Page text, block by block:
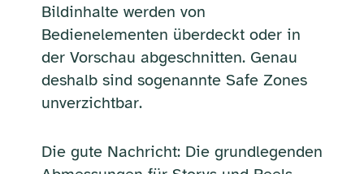
Bildinhalte werden von
Bedienelementen überdeckt oder in
der Vorschau abgeschnitten. Genau
deshalb sind sogenannte Safe Zones
unverzichtbar.
Die gute Nachricht: Die grundlegenden